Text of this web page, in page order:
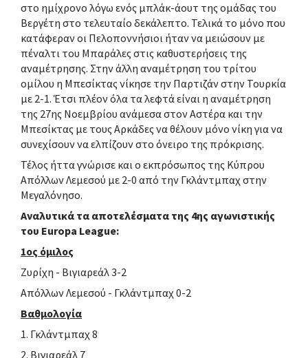
στο ημίχρονο λόγω ενός μπλάκ-άουτ της ομάδας του
Βεργέτη στο τελευταίο δεκάλεπτο. Τελικά το μόνο που
κατάφεραν οι Πελοποννήσιοι ήταν να μειώσουν με
πέναλτι του Μπαράλες στις καθυστερήσεις της
αναμέτρησης. Στην άλλη αναμέτρηση του τρίτου
ομίλου η Μπεσίκτας νίκησε την Παρτιζάν στην Τουρκία
με 2-1. Έτσι πλέον όλα τα λεφτά είναι η αναμέτρηση
της 27ης Νοεμβρίου ανάμεσα στον Αστέρα και την
Μπεσίκτας με τους Αρκάδες να θέλουν μόνο νίκη για να
συνεχίσουν να ελπίζουν στο όνειρο της πρόκρισης.
Τέλος ήττα γνώρισε και ο εκπρόσωπος της Κύπρου
Απόλλων Λεμεσού με 2-0 από την Γκλάντμπαχ στην
Μεγαλόνησο.
Αναλυτικά τα αποτελέσματα της 4ης αγωνιστικής
του Europa League:
1ος όμιλος
Ζυρίχη - Βιγιαρεάλ 3-2
Απόλλων Λεμεσού - Γκλάντμπαχ 0-2
Βαθμολογία
1. Γκλάντμπαχ 8
2. Βιγιαρεάλ 7